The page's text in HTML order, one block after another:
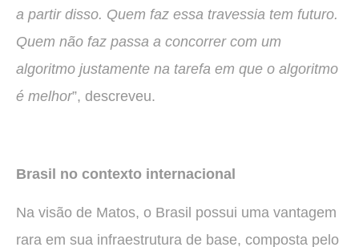
a partir disso. Quem faz essa travessia tem futuro.
Quem não faz passa a concorrer com um
algoritmo justamente na tarefa em que o algoritmo
é melhor”, descreveu.
Brasil no contexto internacional
Na visão de Matos, o Brasil possui uma vantagem
rara em sua infraestrutura de base, composta pelo